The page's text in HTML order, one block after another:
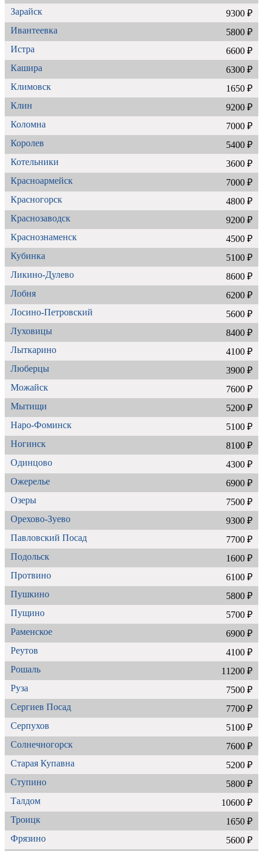
Зарайск
9300 ₽
Ивантеевка
5800 ₽
Истра
6600 ₽
Кашира
6300 ₽
Климовск
1650 ₽
Клин
9200 ₽
Коломна
7000 ₽
Королев
5400 ₽
Котельники
3600 ₽
Красноармейск
7000 ₽
Красногорск
4800 ₽
Краснозаводск
9200 ₽
Краснознаменск
4500 ₽
Кубинка
5100 ₽
Ликино-Дулево
8600 ₽
Лобня
6200 ₽
Лосино-Петровский
5600 ₽
Луховицы
8400 ₽
Лыткарино
4100 ₽
Люберцы
3900 ₽
Можайск
7600 ₽
Мытищи
5200 ₽
Наро-Фоминск
5100 ₽
Ногинск
8100 ₽
Одинцово
4300 ₽
Ожерелье
6900 ₽
Озеры
7500 ₽
Орехово-Зуево
9300 ₽
Павловский Посад
7700 ₽
Подольск
1600 ₽
Протвино
6100 ₽
Пушкино
5800 ₽
Пущино
5700 ₽
Раменское
6900 ₽
Реутов
4100 ₽
Рошаль
11200 ₽
Руза
7500 ₽
Сергиев Посад
7700 ₽
Серпухов
5100 ₽
Солнечногорск
7600 ₽
Старая Купавна
5200 ₽
Ступино
5800 ₽
Талдом
10600 ₽
Троицк
1650 ₽
Фрязино
5600 ₽